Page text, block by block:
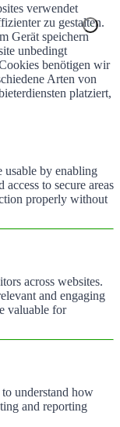
verwendet
zu gestalten.
Gerät speichern
unbedingt
benötigen wir
Arten von
platziert,
usable by enabling
to secure areas
properly without
across websites.
and engaging
valuable for
understand how
and reporting